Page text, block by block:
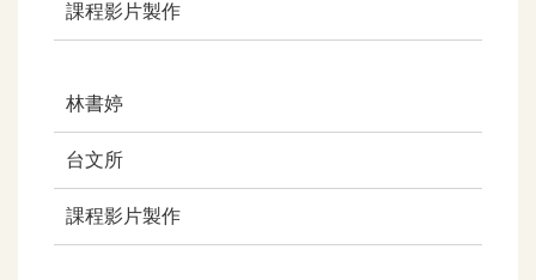
課程影片製作
林書婷
台文所
課程影片製作